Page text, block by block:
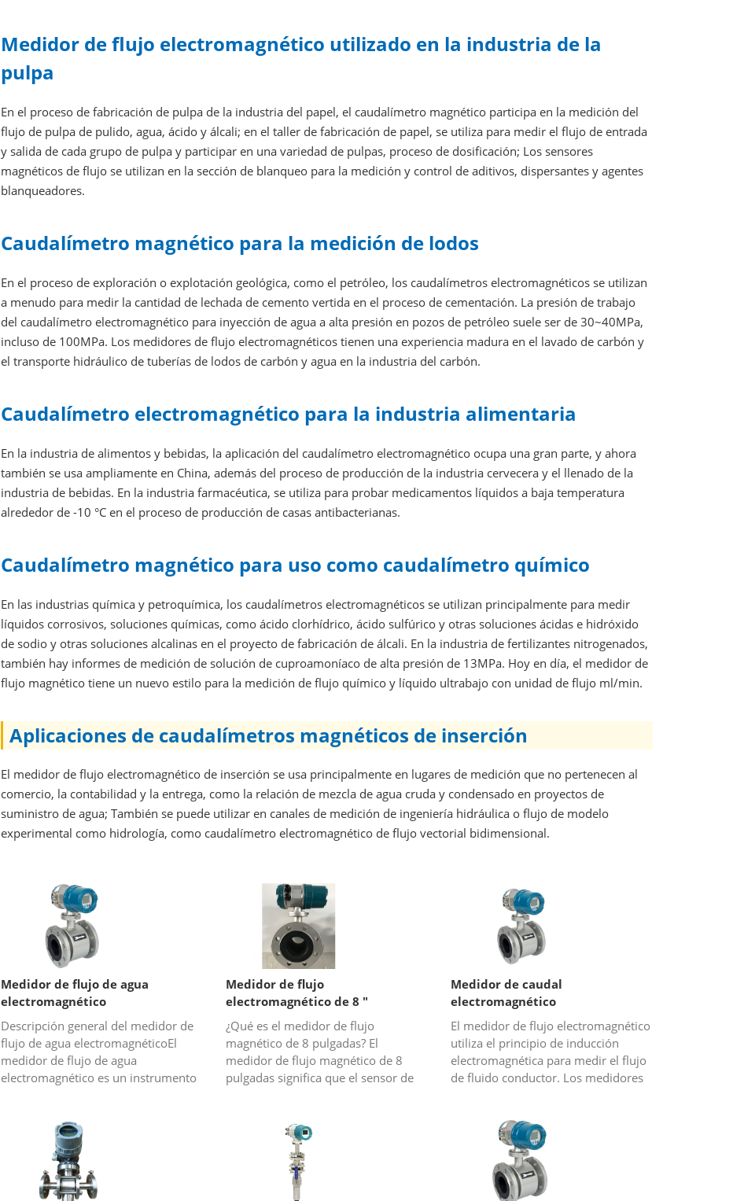
Medidor de flujo electromagnético utilizado en la industria de la
pulpa
En el proceso de fabricación de pulpa de la industria del papel, el caudalímetro magnético participa en la medición del
flujo de pulpa de pulido, agua, ácido y álcali; en el taller de fabricación de papel, se utiliza para medir el flujo de entrada
y salida de cada grupo de pulpa y participar en una variedad de pulpas, proceso de dosificación; Los sensores
magnéticos de flujo se utilizan en la sección de blanqueo para la medición y control de aditivos, dispersantes y agentes
blanqueadores.
Caudalímetro magnético para la medición de lodos
En el proceso de exploración o explotación geológica, como el petróleo, los caudalímetros electromagnéticos se utilizan
a menudo para medir la cantidad de lechada de cemento vertida en el proceso de cementación. La presión de trabajo
del caudalímetro electromagnético para inyección de agua a alta presión en pozos de petróleo suele ser de 30~40MPa,
incluso de 100MPa. Los medidores de flujo electromagnéticos tienen una experiencia madura en el lavado de carbón y
el transporte hidráulico de tuberías de lodos de carbón y agua en la industria del carbón.
Caudalímetro electromagnético para la industria alimentaria
En la industria de alimentos y bebidas, la aplicación del caudalímetro electromagnético ocupa una gran parte, y ahora
también se usa ampliamente en China, además del proceso de producción de la industria cervecera y el llenado de la
industria de bebidas. En la industria farmacéutica, se utiliza para probar medicamentos líquidos a baja temperatura
alrededor de -10 °C en el proceso de producción de casas antibacterianas.
Caudalímetro magnético para uso como caudalímetro químico
En las industrias química y petroquímica, los caudalímetros electromagnéticos se utilizan principalmente para medir
líquidos corrosivos, soluciones químicas, como ácido clorhídrico, ácido sulfúrico y otras soluciones ácidas e hidróxido
de sodio y otras soluciones alcalinas en el proyecto de fabricación de álcali. En la industria de fertilizantes nitrogenados,
también hay informes de medición de solución de cuproamoníaco de alta presión de 13MPa. Hoy en día, el medidor de
flujo magnético tiene un nuevo estilo para la medición de flujo químico y líquido ultrabajo con unidad de flujo ml/min.
Aplicaciones de caudalímetros magnéticos de inserción
El medidor de flujo electromagnético de inserción se usa principalmente en lugares de medición que no pertenecen al
comercio, la contabilidad y la entrega, como la relación de mezcla de agua cruda y condensado en proyectos de
suministro de agua; También se puede utilizar en canales de medición de ingeniería hidráulica o flujo de modelo
experimental como hidrología, como caudalímetro electromagnético de flujo vectorial bidimensional.
Medidor de flujo de agua
electromagnético
Descripción general del medidor de
flujo de agua electromagnéticoEl
medidor de flujo de agua
electromagnético es un instrumento
Medidor de flujo
electromagnético de 8 "
¿Qué es el medidor de flujo
magnético de 8 pulgadas? El
medidor de flujo magnético de 8
pulgadas significa que el sensor de
Medidor de caudal
electromagnético
El medidor de flujo electromagnético
utiliza el principio de inducción
electromagnética para medir el flujo
de fluido conductor. Los medidores